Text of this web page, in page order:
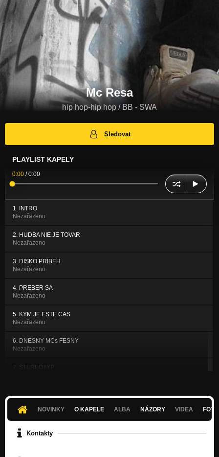
Mc Resa
hip hop-hip hop / BB - SWA
Sledovat
PLAYLIST KAPELY
0:00 /0:00
1. INTRO
Nezařazeno
2. HUDBA NIE JE TOVAR
Nezařazeno
3. DISKO PRIBEH
Nezařazeno
4. PREBER SA
Nezařazeno
5. KYM JE ESTE CAS
Nezařazeno
6. DNESNY MCs FESNY
Nezařazeno
7. STEREOTYP
9. FREESTYLE
Nezařazeno
NOVINKY O KAPELE ALBA NÁZORY VIDEA
Kontakty